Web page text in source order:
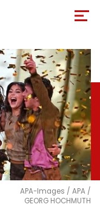
APA-Images / APA /
GEORG HOCHMUTH